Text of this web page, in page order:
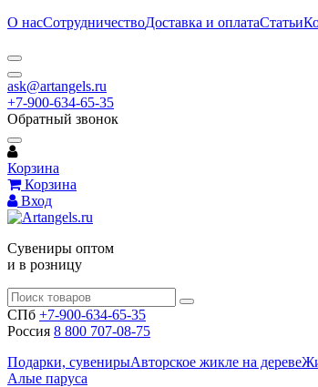
О насСотрудничествоДоставка и оплатаСтатьи
ask@artangels.ru
+7-900-634-65-35
Обратный звонок
Корзина
Корзина
Вход
Сувениры оптом
и в розницу
СПб +7-900-634-65-35
Россия 8 800 707-08-75
Подарки, сувенирыАвторское жикле на дереве
Алые паруса